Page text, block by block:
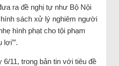
ra đề nghị tự như Bộ Nội
sách xử lý nghiêm người
hình phạt cho tội phạm
6/11, trong bản tin với tiêu đề